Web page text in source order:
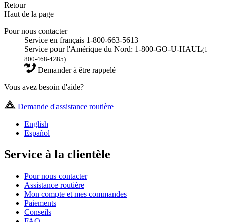
Retour
Haut de la page
Pour nous contacter
Service en français 1-800-663-5613
Service pour l'Amérique du Nord: 1-800-GO-U-HAUL(1-
800-468-4285)
Demander à être rappelé
Vous avez besoin d'aide?
Demande d'assistance routière
English
Español
Service à la clientèle
Pour nous contacter
Assistance routière
Mon compte et mes commandes
Paiements
Conseils